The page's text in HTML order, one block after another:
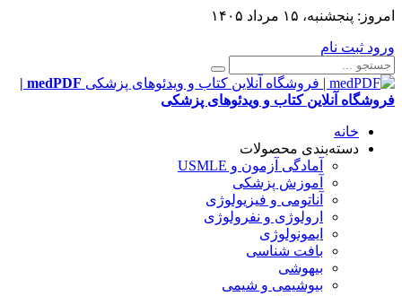
امروز: پنجشنبه، ۱۵ مرداد ۱۴۰۵
ورود ثبت نام
medPDF |
فروشگاه آنلاین کتاب و ویدئوهای پزشکی
خانه
دسته‌بندی محصولات
آمادگی آزمون و USMLE
آموزش پزشکی
آناتومی و فیزیولوژی
ارولوژی و نفرولوژی
ایمونولوژی
بافت شناسی
بیهوشی
بیوشیمی و شیمی